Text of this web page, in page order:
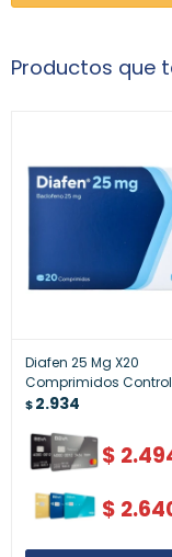
Productos que
Diafen 25 Mg X20
Comprimidos Control
Glucosa
$2.934
$
$